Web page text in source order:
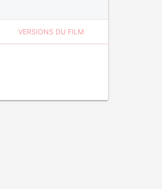
VERSIONS DU FILM